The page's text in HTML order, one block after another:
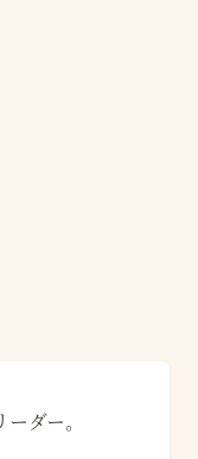
ダー。